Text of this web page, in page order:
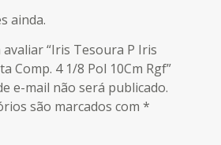
ainda.
“Iris Tesoura P Iris
Comp. 4 1/8 Pol 10Cm Rgf”
e-mail não será publicado.
são marcados com*